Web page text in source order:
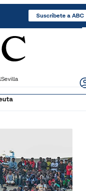
Suscríbete a ABC
Sevilla